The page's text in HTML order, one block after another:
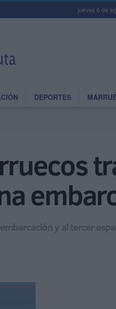
jueves 6 de
DEPORTES
y al tercer